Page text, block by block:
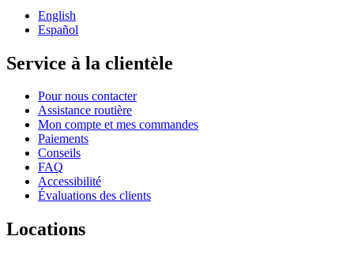
English
Español
Service à la clientèle
Pour nous contacter
Assistance routière
Mon compte et mes commandes
Paiements
Conseils
FAQ
Accessibilité
Évaluations des clients
Locations